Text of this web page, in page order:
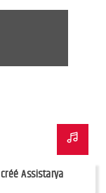
Assistarya